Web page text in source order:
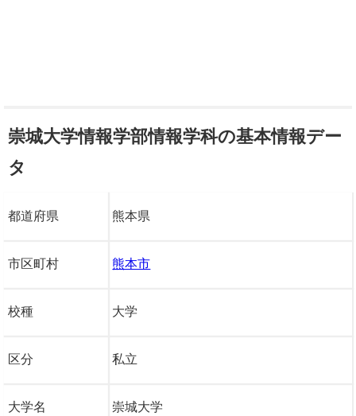
崇城大学情報学部情報学科の基本情報デー
タ
都道府県 熊本県
市区町村 熊本市
校種 大学
区分 私立
大学名 崇城大学